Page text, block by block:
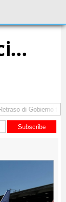
Internacional
di Gobierno ta
Subscribe